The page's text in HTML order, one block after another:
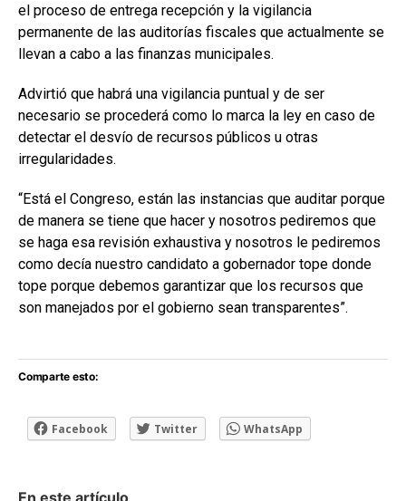
el proceso de entrega recepción y la vigilancia
permanente de las auditorías fiscales que actualmente se
llevan a cabo a las finanzas municipales.
Advirtió que habrá una vigilancia puntual y de ser
necesario se procederá como lo marca la ley en caso de
detectar el desvío de recursos públicos u otras
irregularidades.
“Está el Congreso, están las instancias que auditar porque
de manera se tiene que hacer y nosotros pediremos que
se haga esa revisión exhaustiva y nosotros le pediremos
como decía nuestro candidato a gobernador tope donde
tope porque debemos garantizar que los recursos que
son manejados por el gobierno sean transparentes”.
Comparte esto:
Facebook Twitter WhatsApp
En este artículo